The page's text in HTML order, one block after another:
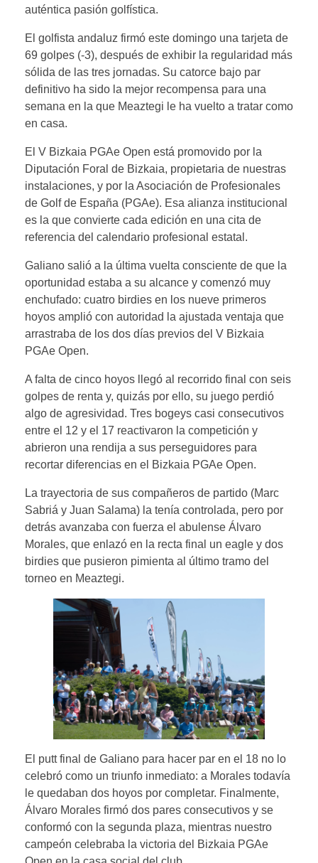
auténtica pasión golfística.
El golfista andaluz firmó este domingo una tarjeta de
69 golpes (-3), después de exhibir la regularidad más
sólida de las tres jornadas. Su catorce bajo par
definitivo ha sido la mejor recompensa para una
semana en la que Meaztegi le ha vuelto a tratar como
en casa.
El V Bizkaia PGAe Open está promovido por la
Diputación Foral de Bizkaia, propietaria de nuestras
instalaciones, y por la Asociación de Profesionales
de Golf de España (PGAe). Esa alianza institucional
es la que convierte cada edición en una cita de
referencia del calendario profesional estatal.
Galiano salió a la última vuelta consciente de que la
oportunidad estaba a su alcance y comenzó muy
enchufado: cuatro birdies en los nueve primeros
hoyos amplió con autoridad la ajustada ventaja que
arrastraba de los dos días previos del V Bizkaia
PGAe Open.
A falta de cinco hoyos llegó al recorrido final con seis
golpes de renta y, quizás por ello, su juego perdió
algo de agresividad. Tres bogeys casi consecutivos
entre el 12 y el 17 reactivaron la competición y
abrieron una rendija a sus perseguidores para
recortar diferencias en el Bizkaia PGAe Open.
La trayectoria de sus compañeros de partido (Marc
Sabriá y Juan Salama) la tenía controlada, pero por
detrás avanzaba con fuerza el abulense Álvaro
Morales, que enlazó en la recta final un eagle y dos
birdies que pusieron pimienta al último tramo del
torneo en Meaztegi.
El putt final de Galiano para hacer par en el 18 no lo
celebró como un triunfo inmediato: a Morales todavía
le quedaban dos hoyos por completar. Finalmente,
Álvaro Morales firmó dos pares consecutivos y se
conformó con la segunda plaza, mientras nuestro
campeón celebraba la victoria del Bizkaia PGAe